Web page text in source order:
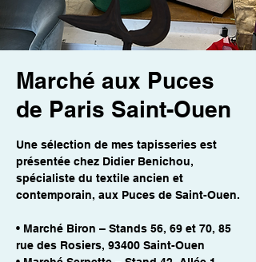
Marché aux Puces
de Paris Saint-Ouen
Une sélection de mes tapisseries est
présentée chez Didier Benichou,
spécialiste du textile ancien et
contemporain, aux Puces de Saint-Ouen.
• Marché Biron – Stands 56, 69 et 70, 85
rue des Rosiers, 93400 Saint-Ouen